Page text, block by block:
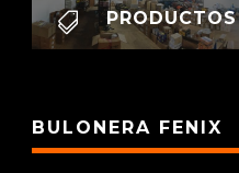

BULONERA FENIX